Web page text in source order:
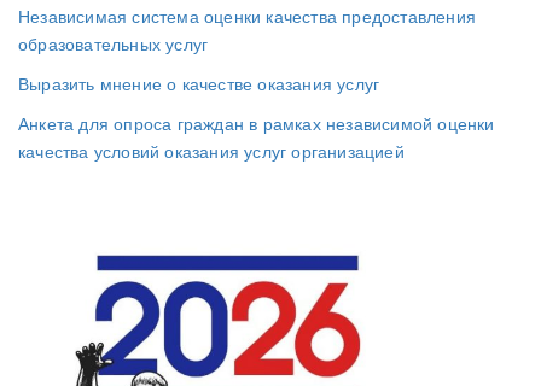
Независимая система оценки качества предоставления
образовательных услуг
Выразить мнение о качестве оказания услуг
Анкета для опроса граждан в рамках независимой оценки
качества условий оказания услуг организацией